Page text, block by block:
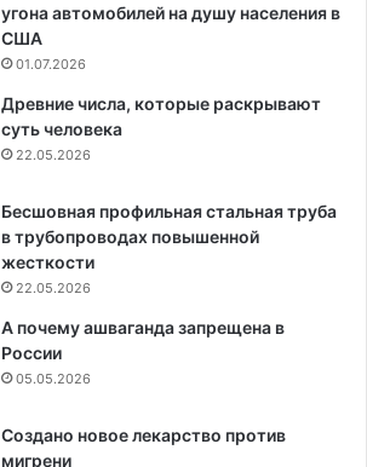
угона автомобилей на душу населения в
США
01.07.2026
Древние числа, которые раскрывают
суть человека
22.05.2026
Бесшовная профильная стальная труба
в трубопроводах повышенной
жесткости
22.05.2026
А почему ашваганда запрещена в
России
05.05.2026
Создано новое лекарство против
мигрени